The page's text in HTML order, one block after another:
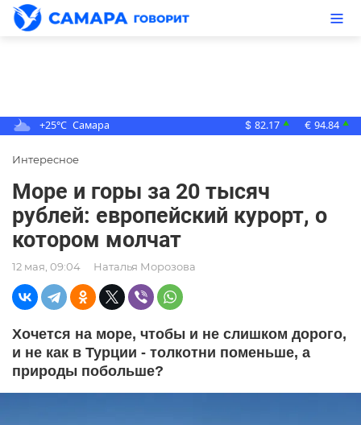
+25°C Самара $ 82.17 ▲ € 94.84 ▲
Интересное
Море и горы за 20 тысяч
рублей: европейский курорт, о
котором молчат
12 мая, 09:04 Наталья Морозова
Хочется на море, чтобы и не слишком дорого,
и не как в Турции - толкотни поменьше, а
природы побольше?